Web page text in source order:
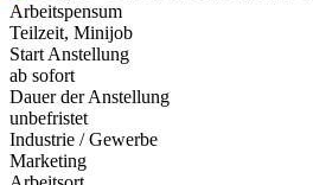
Arbeitspensum
Teilzeit, Minijob
Start Anstellung
ab sofort
Dauer der Anstellung
unbefristet
Industrie / Gewerbe
Marketing